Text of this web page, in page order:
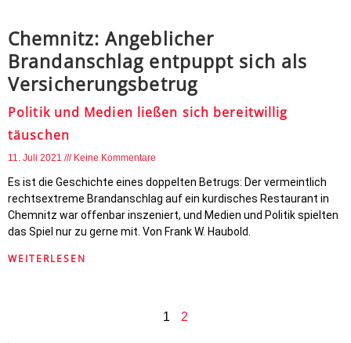
Chemnitz: Angeblicher
Brandanschlag entpuppt sich als
Versicherungsbetrug
Politik und Medien ließen sich bereitwillig
täuschen
11. Juli 2021 Keine Kommentare
Es ist die Geschichte eines doppelten Betrugs: Der vermeintlich
rechtsextreme Brandanschlag auf ein kurdisches Restaurant in
Chemnitz war offenbar inszeniert, und Medien und Politik spielten
das Spiel nur zu gerne mit. Von Frank W. Haubold.
WEITERLESEN
1 2